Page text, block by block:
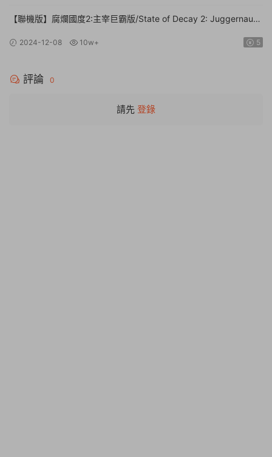
【聯機版】腐爛國度2:主宰巨霸版/State of Decay 2: Juggernaut
2024-12-08 10w+ 5
評論 0
請先 登錄